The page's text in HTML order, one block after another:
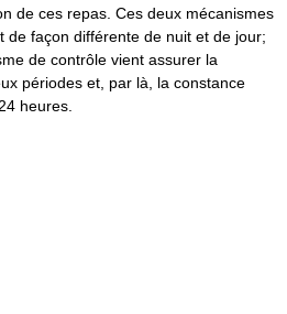
de ces repas. Ces deux mécanismes
de façon différente de nuit et de jour;
de contrôle vient assurer la
périodes et, par là, la constance
heures.